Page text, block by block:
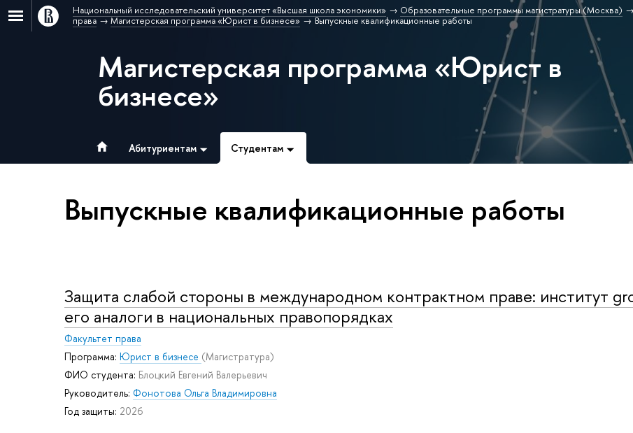
Национальный исследовательский университет «Высшая школа экономики» Образовательные программы магистратуры (Москва)
права
Магистерская программа «Юрист в бизнесе» Выпускные квалификационные работы
Магистерская программа «Юрист в
бизнесе»
Абитуриентам Студентам
Выпускные квалификационные работы
Защита слабой стороны в международном контрактном праве: институт
его аналоги в национальных правопорядках
Факультет права
Программа: Юрист в бизнесе (Магистратура)
ФИО студента: Блоцкий Евгений Валерьевич
Руководитель: Фонотова Ольга Владимировна
Год защиты: 2026